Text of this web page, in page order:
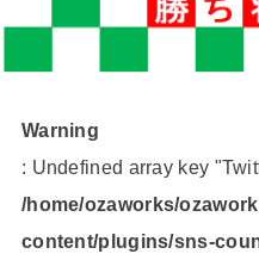
Warning
: Undefined array key
/home/ozaworks/
content/plugins/sns-